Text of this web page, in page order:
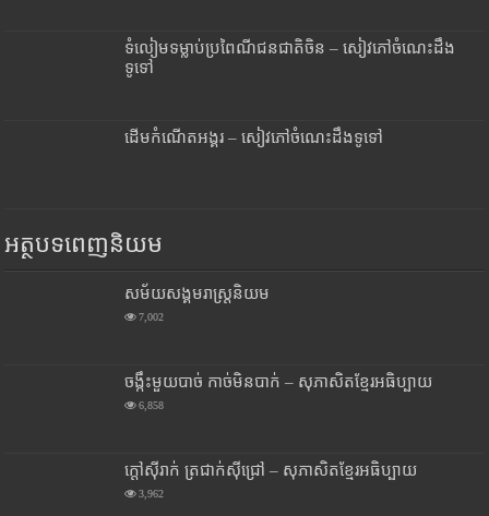
ទំលៀមទម្លាប់ប្រពៃណីជនជាតិចិន – សៀវភៅចំណេះដឹង
ទូទៅ
ដើមកំណើតអង្គរ – សៀវភៅចំណេះដឹងទូទៅ
អត្ថបទពេញនិយម
សម័យសង្គមរាស្រ្តនិយម
7,002
ចង្កឹះមួយបាច់ កាច់មិនបាក់ – សុភាសិតខ្មែរអធិប្បាយ
6,858
ក្តៅស៊ីរាក់ ត្រជាក់ស៊ីជ្រៅ – សុភាសិតខ្មែរអធិប្បាយ
3,962